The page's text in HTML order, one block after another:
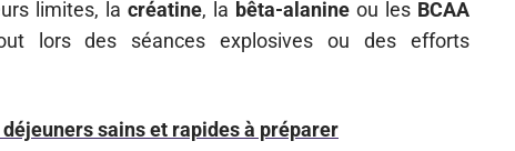
limites, la créatine, la bêta-alanine ou les BCAA
lors des séances explosives ou des efforts
sains et rapides à préparer